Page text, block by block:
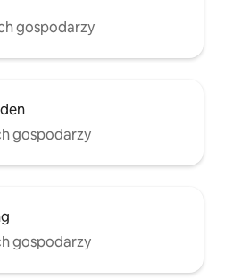
gospodarzy
gospodarzy
gospodarzy